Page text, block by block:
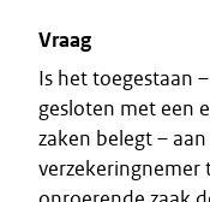
Vraag
Is het toegestaan
gesloten met een
zaken belegt –
verzekeringnemer